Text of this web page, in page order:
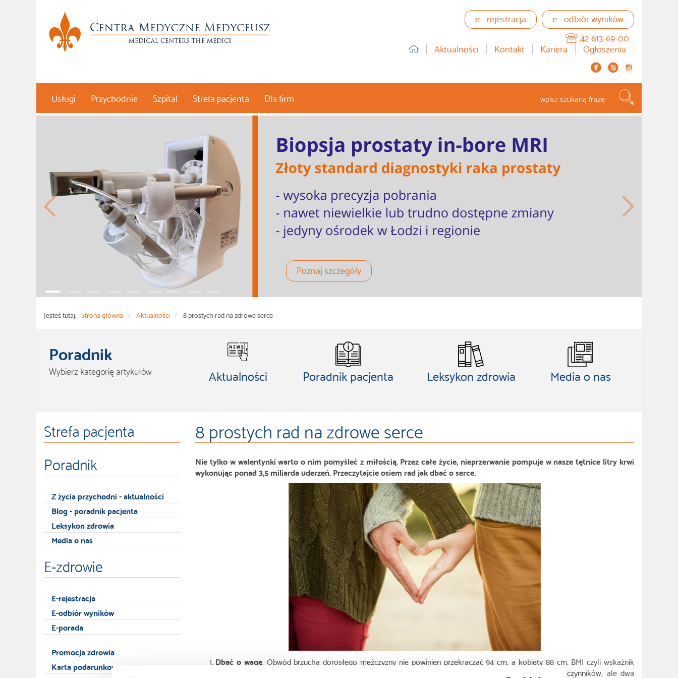
e - rejestracja
e - odbiór wyników
42 613-69-00
Aktualności Kontakt Kariera Ogłoszenia
  instagram
Usługi Przychodnie Szpital Strefa pacjenta Dla firm Szukaj...
Poznaj szczegóły
Jesteś tutaj: Strona główna Aktualności 8 prostych rad na zdrowe serce
Poradnik
Wybierz kategorię artykułów Aktualności Poradnik pacjenta Leksykon zdrowia Media o nas
8 prostych rad na zdrowe serce
Nie tylko w walentynki warto o nim pomyśleć z miłością. Przez całe życie, nieprzerwanie pompuje w nasze tętnice litry krwi
wykonując ponad 3,5 miliarda uderzeń. Przeczytajcie osiem rad jak dbać o serce.
Dbać o wagę. Obwód brzucha dorosłego mężczyzny nie powinien przekraczać 94 cm, a kobiety 88 cm. BMI czyli wskaźnik
masy ciała winien maksymalnie wynosić 25. Utrzymanie tych parametrów jest uzależnione od wielu czynników, ale dwa
Strefa pacjenta
Poradnik
Z życia przychodni - aktualności
Blog - poradnik pacjenta
Leksykon zdrowia
Media o nas
E-zdrowie
E-rejestracja
E-odbiór wyników
E-porada
Promocja zdrowia
Karta podarunkowa